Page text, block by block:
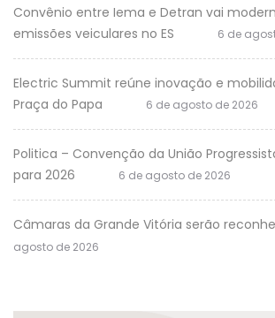
Convênio entre Iema e Detran vai
emissões veiculares no ES
6 de
Electric Summit reúne inovação e
Praça do Papa
6 de agosto de 2026
Politica – Convenção da União
para 2026
6 de agosto de 2026
Câmaras da Grande Vitória serão
agosto de 2026